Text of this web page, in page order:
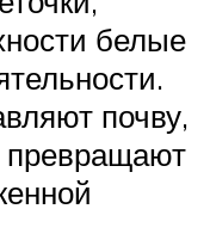
белые
почву,
превращают